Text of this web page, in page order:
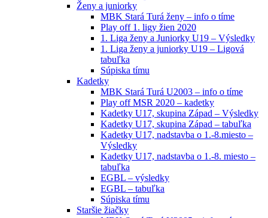
Ženy a juniorky
MBK Stará Turá ženy – info o tíme
Play off 1. ligy žien 2020
1. Liga ženy a Juniorky U19 – Výsledky
1. Liga ženy a juniorky U19 – Ligová
tabuľka
Súpiska tímu
Kadetky
MBK Stará Turá U2003 – info o tíme
Play off MSR 2020 – kadetky
Kadetky U17, skupina Západ – Výsledky
Kadetky U17, skupina Západ – tabuľka
Kadetky U17, nadstavba o 1.-8.miesto –
Výsledky
Kadetky U17, nadstavba o 1.-8. miesto –
tabuľka
EGBL – výsledky
EGBL – tabuľka
Súpiska tímu
Staršie žiačky